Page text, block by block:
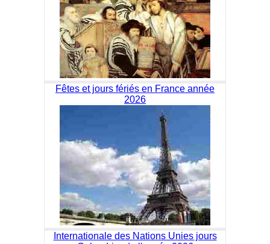
Fêtes et jours fériés en France année
2026
Internationale des Nations Unies jours